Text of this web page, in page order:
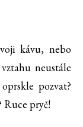
kávu, nebo
neustále
pozvat?
Ruce pryč!